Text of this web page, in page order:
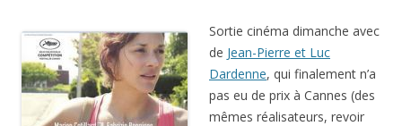
Sortie cinéma dimanche avec
de Jean-Pierre et Luc
Dardenne, qui finalement n’a
pas eu de prix à Cannes (des
mêmes réalisateurs, revoir